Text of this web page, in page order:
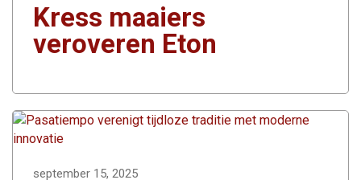
Kress maaiers
veroveren Eton
september 15, 2025